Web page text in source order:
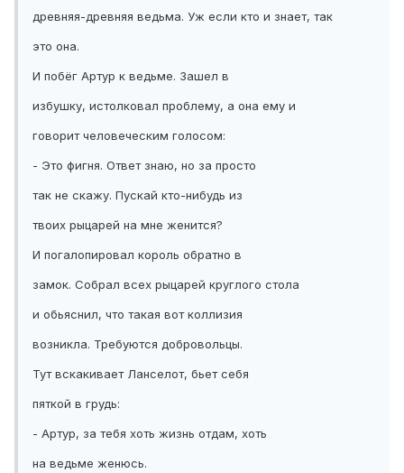
древняя-древняя ведьма. Уж если кто и знает, так
это она.
И побёг Артур к ведьме. Зашел в
избушку, истолковал проблему, а она ему и
говорит человеческим голосом:
- Это фигня. Ответ знаю, но за просто
так не скажу. Пускай кто-нибудь из
твоих рыцарей на мне женится?
И погалопировал король обратно в
замок. Собрал всех рыцарей круглого стола
и обьяснил, что такая вот коллизия
возникла. Требуются добровольцы.
Тут вскакивает Ланселот, бьет себя
пяткой в грудь:
- Артур, за тебя хоть жизнь отдам, хоть
на ведьме женюсь.